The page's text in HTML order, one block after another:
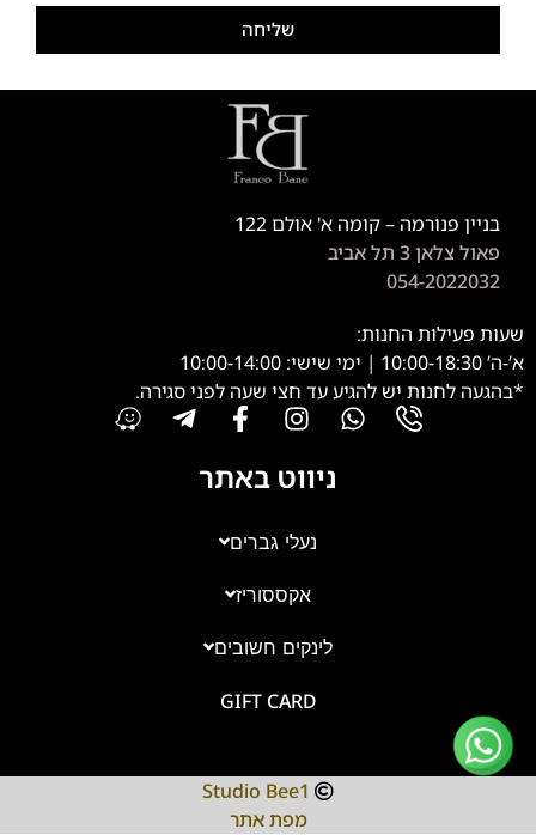
שליחה
בניין פנורמה – קומה א' אולם 122
פאול צלאן 3 תל אביב
054-2022032
שעות פעילות החנות:
א’-ה’ 10:00-18:30 | ימי שישי: 10:00-14:00
*בהגעה לחנות יש להגיע עד חצי שעה לפני סגירה.
ניווט באתר
נעלי גברים
אקססוריז
לינקים חשובים
GIFT CARD
Studio Bee1
מפת אתר